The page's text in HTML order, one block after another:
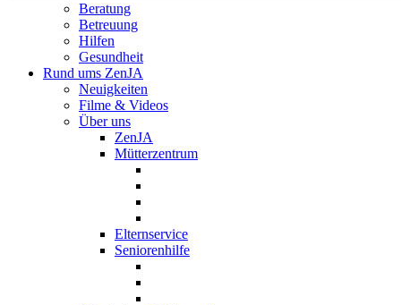
Beratung
Betreuung
Hilfen
Gesundheit
Rund ums ZenJA
Neuigkeiten
Filme & Videos
Über uns
ZenJA
Mütterzentrum
Elternservice
Seniorenhilfe